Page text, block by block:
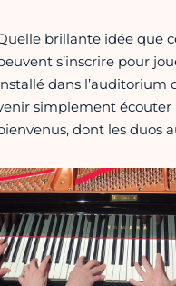
brillante idée que
s’inscrire pour
dans l’auditorium
simplement écouter
dont les duos